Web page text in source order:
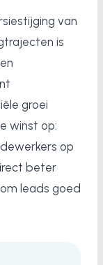
van
is
groei
winst op:
op
beter
leads goed